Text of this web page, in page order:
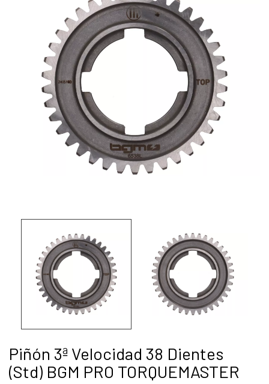
Piñón 3ª Velocidad 38 Dientes
(Std) BGM PRO TORQUEMASTER